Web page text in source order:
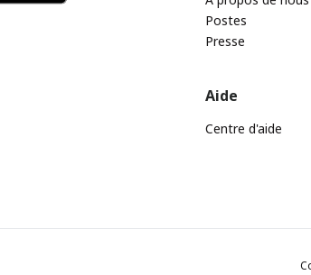
Postes
Presse
Aide
Centre d'aide